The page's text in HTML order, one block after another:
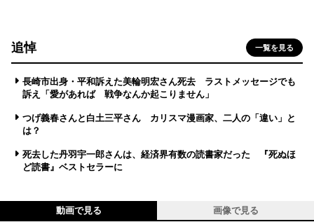
追悼 一覧を見る
長崎市出身・平和訴えた美輪明宏さん死去 ラストメッセージでも
訴え「愛があれば 戦争なんか起こりません」
つげ義春さんと白土三平さん カリスマ漫画家、二人の「違い」と
は？
死去した丹羽宇一郎さんは、経済界有数の読書家だった 『死ぬほ
ど読書』ベストセラーに
動画で見る 画像で見る